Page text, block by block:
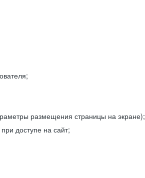
размещения страницы на экране);
доступе на сайт;